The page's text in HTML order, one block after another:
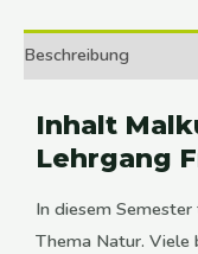
Beschreibung
Inhalt
Lehrgang
In diesem
Thema Natur. Viele